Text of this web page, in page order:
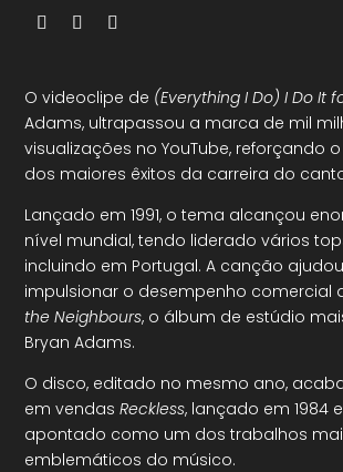
O videoclipe de (Everything I Do) I Do It
Adams, ultrapassou a marca de mil
visualizações no YouTube, reforçando
dos maiores êxitos da carreira do
Lançado em 1991, o tema alcançou
nível mundial, tendo liderado vários
incluindo em Portugal. A canção
impulsionar o desempenho comercial
the Neighbours, o álbum de estúdio
Bryan Adams.
O disco, editado no mesmo ano,
em vendasReckless, lançado em 1984
apontado como um dos trabalhos
emblemáticos do músico.